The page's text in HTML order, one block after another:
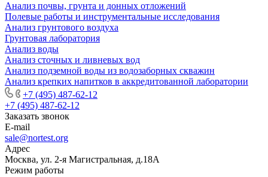
Анализ почвы, грунта и донных отложений
Полевые работы и инструментальные исследования
Анализ грунтового воздуха
Грунтовая лаборатория
Анализ воды
Анализ сточных и ливневых вод
Анализ подземной воды из водозаборных скважин
Анализ крепких напитков в аккредитованной лаборатории
+7 (495) 487-62-12
+7 (495) 487-62-12
Заказать звонок
E-mail
sale@nortest.org
Адрес
Москва, ул. 2-я Магистральная, д.18А
Режим работы